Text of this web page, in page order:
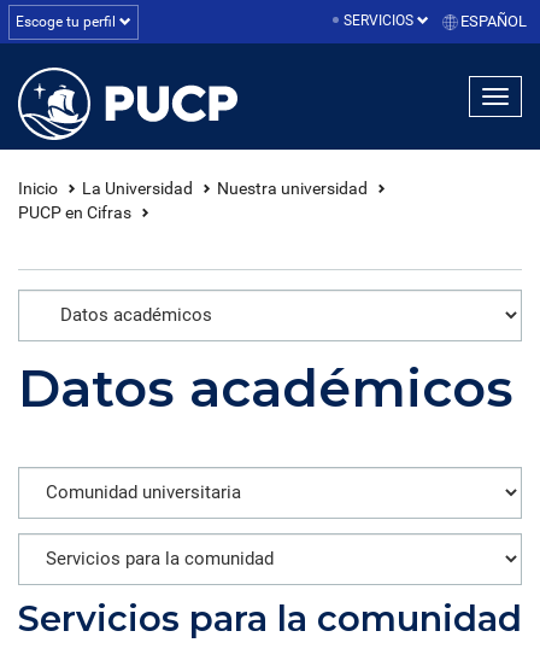
Escoge tu perfil SERVICIOS ESPAÑOL
Inicio La Universidad
Nuestra universidad
PUCP en Cifras
Datos académicos
Servicios para la comunidad